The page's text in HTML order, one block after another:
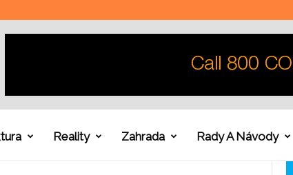
Reality Zahrada Rady A Návody